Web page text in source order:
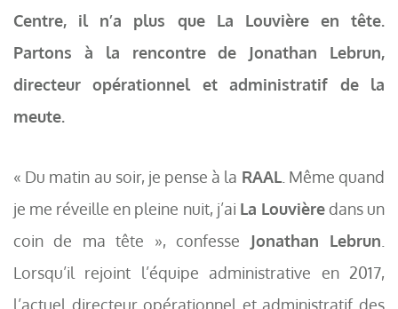
Centre, il n’a plus que La Louvière en tête.
Partons à la rencontre de Jonathan Lebrun,
directeur opérationnel et administratif de la
meute.
« Du matin au soir, je pense à la RAAL. Même quand
je me réveille en pleine nuit, j’ai La Louvièredans un
coin de ma tête », confesse Jonathan Lebrun
Lorsqu’il rejoint l’équipe administrative en 2017,
l’actuel directeur opérationnel et administratif des